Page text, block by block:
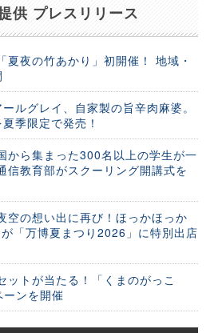
供 プレスリリース
夏夜の竹あかり」初開催！ 地域・
ルグレイ、自家製の旨辛肉麻婆。
季限定で発売！
から集まった300名以上の学生が一
信教育部がスクーリング開講式を
空の想い出に再び！ほっかほっか
「万博夏まつり2026」に特別出店
ットが当たる！「くまのがっこ
ーンを開催